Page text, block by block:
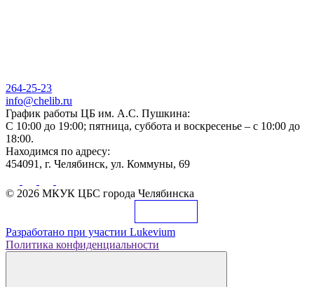
264-25-23
info@chelib.ru
График работы ЦБ им. А.С. Пушкина:
С 10:00 до 19:00; пятница, суббота и воскресенье – с 10:00 до
18:00.
Находимся по адресу:
454091, г. Челябинск, ул. Коммуны, 69
© 2026 МКУК ЦБС города Челябинска
Разработано при участии Lukevium
Политика конфиденциальности